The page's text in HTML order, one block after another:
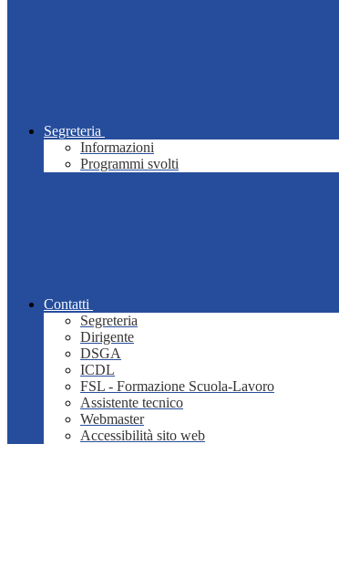
Segreteria
Informazioni
Programmi svolti
Contatti
Segreteria
Dirigente
DSGA
ICDL
FSL - Formazione Scuola-Lavoro
Assistente tecnico
Webmaster
Accessibilità sito web